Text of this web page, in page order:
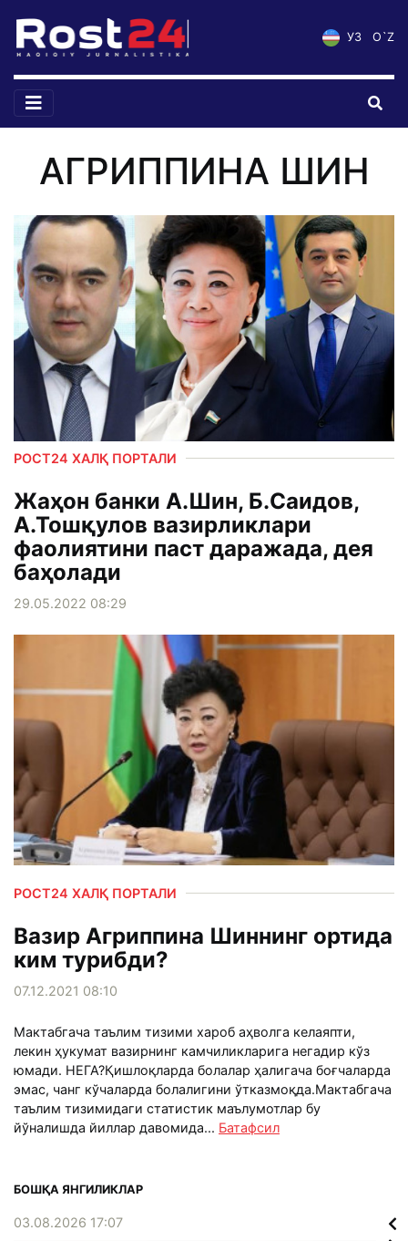
УЗ O`Z
АГРИППИНА ШИН
РОСТ24 ХАЛҚ ПОРТАЛИ
Жаҳон банки А.Шин, Б.Саидов,
А.Тошқулов вазирликлари
фаолиятини паст даражада, дея
баҳолади
29.05.2022 08:29
РОСТ24 ХАЛҚ ПОРТАЛИ
Вазир Агриппина Шиннинг ортида
ким турибди?
07.12.2021 08:10
Мактабгача таълим тизими хароб аҳволга келаяпти,
лекин ҳукумат вазирнинг камчиликларига негадир кўз
юмади. НЕГА?Қишлоқларда болалар ҳалигача боғчаларда
эмас, чанг кўчаларда болалигини ўтказмоқда.Мактабгача
таълим тизимидаги статистик маълумотлар бу
йўналишда йиллар давомида... Батафсил
БОШҚА ЯНГИЛИКЛАР
03.08.2026 17:07